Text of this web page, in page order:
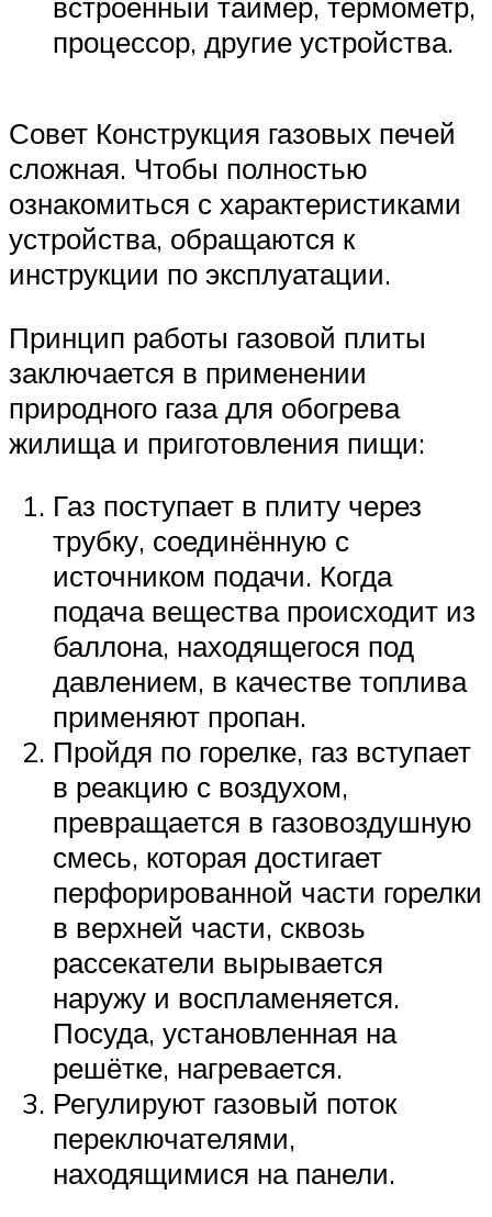
процессор, другие устройства.
Совет Конструкция газовых печей
сложная. Чтобы полностью
ознакомиться с характеристиками
устройства, обращаются к
инструкции по эксплуатации.
Принцип работы газовой плиты
заключается в применении
природного газа для обогрева
жилища и приготовления пищи:
Газ поступает в плиту через
трубку, соединённую с
источником подачи. Когда
подача вещества происходит из
баллона, находящегося под
давлением, в качестве топлива
применяют пропан.
Пройдя по горелке, газ вступает
в реакцию с воздухом,
превращается в газовоздушную
смесь, которая достигает
перфорированной части горелки
в верхней части, сквозь
рассекатели вырывается
наружу и воспламеняется.
Посуда, установленная на
решётке, нагревается.
Регулируют газовый поток
переключателями,
находящимися на панели.